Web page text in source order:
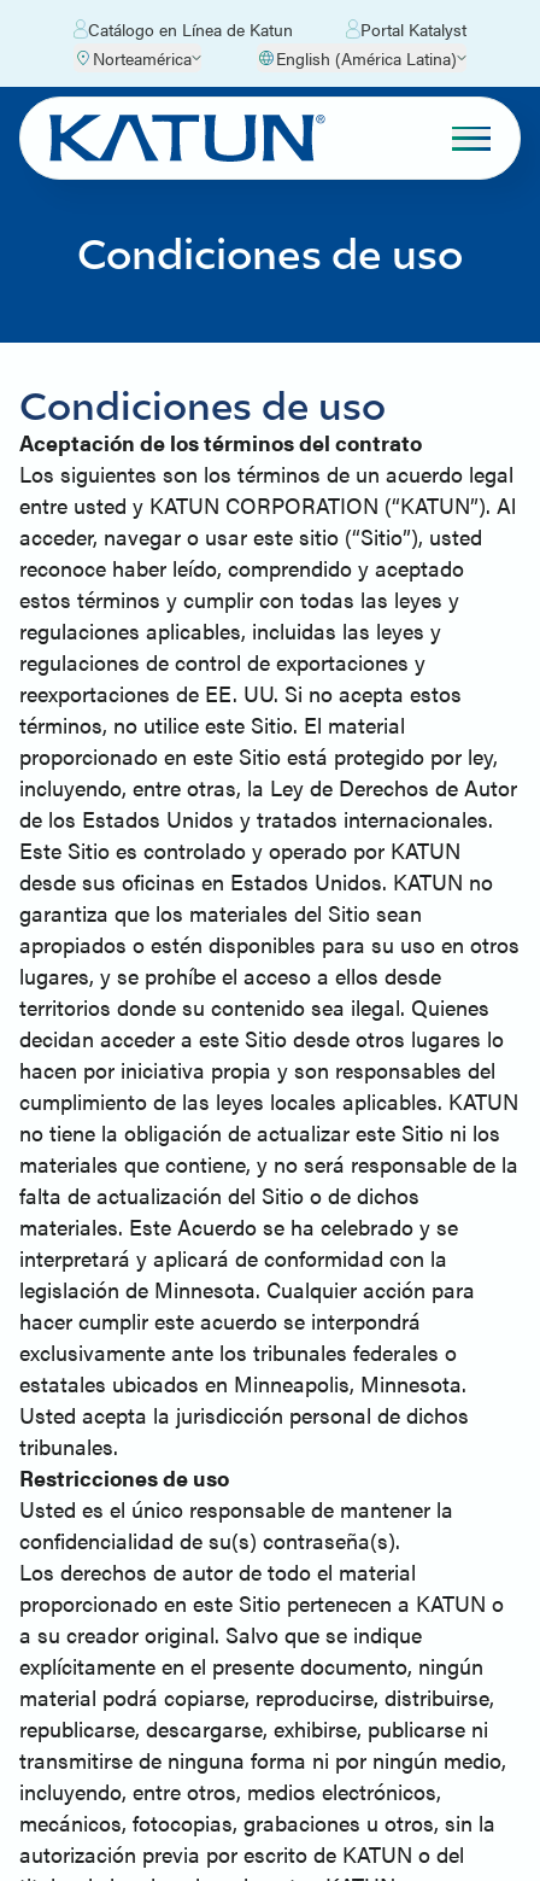
Catálogo en Línea de Katun
Portal Katalyst
Norteamérica
English (América Latina)
Condiciones de uso
Condiciones de uso
Aceptación de los términos del contrato
Los siguientes son los términos de un acuerdo legal
entre usted y KATUN CORPORATION (“KATUN”). Al
acceder, navegar o usar este sitio (“Sitio”), usted
reconoce haber leído, comprendido y aceptado
estos términos y cumplir con todas las leyes y
regulaciones aplicables, incluidas las leyes y
regulaciones de control de exportaciones y
reexportaciones de EE. UU. Si no acepta estos
términos, no utilice este Sitio. El material
proporcionado en este Sitio está protegido por ley,
incluyendo, entre otras, la Ley de Derechos de Autor
de los Estados Unidos y tratados internacionales.
Este Sitio es controlado y operado por KATUN
desde sus oficinas en Estados Unidos. KATUN no
garantiza que los materiales del Sitio sean
apropiados o estén disponibles para su uso en otros
lugares, y se prohíbe el acceso a ellos desde
territorios donde su contenido sea ilegal. Quienes
decidan acceder a este Sitio desde otros lugares lo
hacen por iniciativa propia y son responsables del
cumplimiento de las leyes locales aplicables. KATUN
no tiene la obligación de actualizar este Sitio ni los
materiales que contiene, y no será responsable de la
falta de actualización del Sitio o de dichos
materiales. Este Acuerdo se ha celebrado y se
interpretará y aplicará de conformidad con la
legislación de Minnesota. Cualquier acción para
hacer cumplir este acuerdo se interpondrá
exclusivamente ante los tribunales federales o
estatales ubicados en Minneapolis, Minnesota.
Usted acepta la jurisdicción personal de dichos
tribunales.
Restricciones de uso
Usted es el único responsable de mantener la
confidencialidad de su(s) contraseña(s).
Los derechos de autor de todo el material
proporcionado en este Sitio pertenecen a KATUN o
a su creador original. Salvo que se indique
explícitamente en el presente documento, ningún
material podrá copiarse, reproducirse, distribuirse,
republicarse, descargarse, exhibirse, publicarse ni
transmitirse de ninguna forma ni por ningún medio,
incluyendo, entre otros, medios electrónicos,
mecánicos, fotocopias, grabaciones u otros, sin la
autorización previa por escrito de KATUN o del